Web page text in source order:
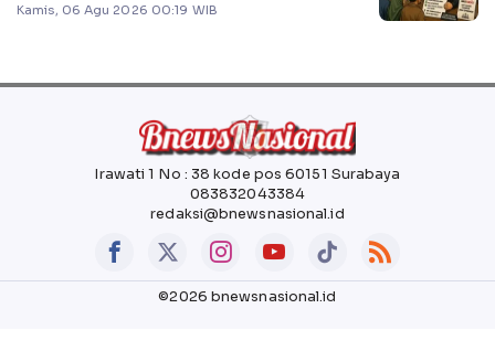
Kamis, 06 Agu 2026 00:19 WIB
Irawati 1 No : 38 kode pos 60151 Surabaya
083832043384
redaksi@bnewsnasional.id
©2026 bnewsnasional.id